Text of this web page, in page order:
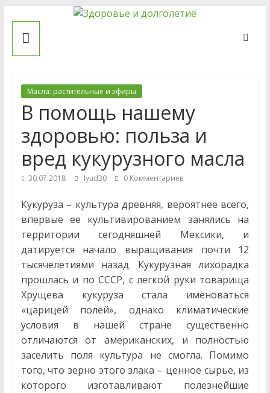
contentЗдоровье
долголетие
народной
медицины.
Сайт
профилактике
лечении
заболеваний.
Статьи
современных
народных
методах
лечения.
Правила
сбора
Масла: растительные и эфиры
В помощь нашему
здоровью: польза и
вред кукурузного масла
30.07.2018 lyud30 0 Комментариев
Кукуруза – культура древняя, вероятнее всего,
впервые ее культивированием занялись на
территории сегодняшней Мексики, и
датируется начало выращивания почти 12
тысячелетиями назад. Кукурузная лихорадка
прошлась и по СССР, с легкой руки товарища
Хрущева кукуруза стала именоваться
«царицей полей», однако климатические
условия в нашей стране существенно
отличаются от американских, и полностью
заселить поля культура не смогла. Помимо
того, что зерно этого злака – ценное сырье, из
которого изготавливают полезнейшие